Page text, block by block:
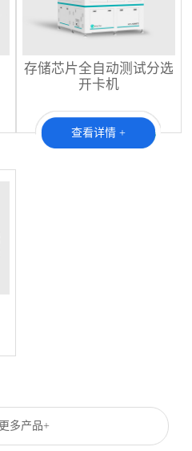
存储芯片全自动测试分选
开卡机
查看详情 +
多产品+